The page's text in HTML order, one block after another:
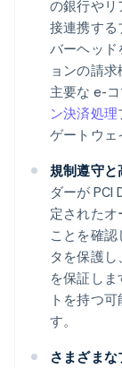
の銀行やリ
接連携する
バーヘッド
ョンの請
主要な e-
ン決済処理
ゲートウェ
規制遵守と
ダーが PCI
定された
ことを確
タを保護
を保証し
トを持つ
す。
さまざま